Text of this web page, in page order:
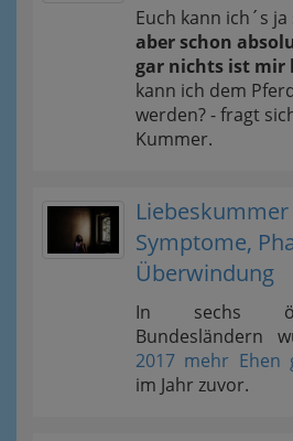
Euch kann ich´s ja
aber schon
gar nichts ist mir
kann ich dem
werden? - fragt
Kummer.
Liebeskummer
Symptome,
Überwindung
In sechs
Bundesländern
2017 mehr Ehen
im Jahr zuvor.